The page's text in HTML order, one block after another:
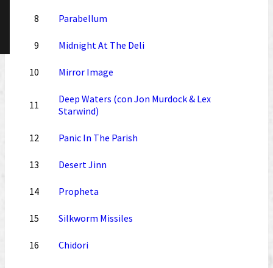
8 Parabellum
9 Midnight At The Deli
10 Mirror Image
11
Deep Waters (con Jon Murdock & Lex
Starwind)
12 Panic In The Parish
13 Desert Jinn
14 Propheta
15 Silkworm Missiles
16 Chidori